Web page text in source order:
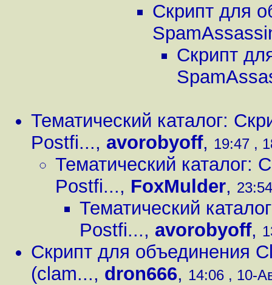
Скрипт для
Скрипт
Тематический каталог:
Postfi..., avorobyoff, 19:47 ,
Тематический каталог:
Postfi..., FoxMulder,
Тематический
Postfi..., avorobyoff,
Скрипт для объединения
(clam..., dron666, 14:06 , 10-